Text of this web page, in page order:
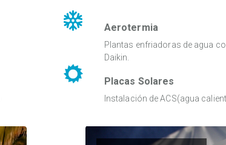
Aerotermia
Plantas enfriadoras de agua
Daikin.
Placas Solares
Instalación de ACS(agua